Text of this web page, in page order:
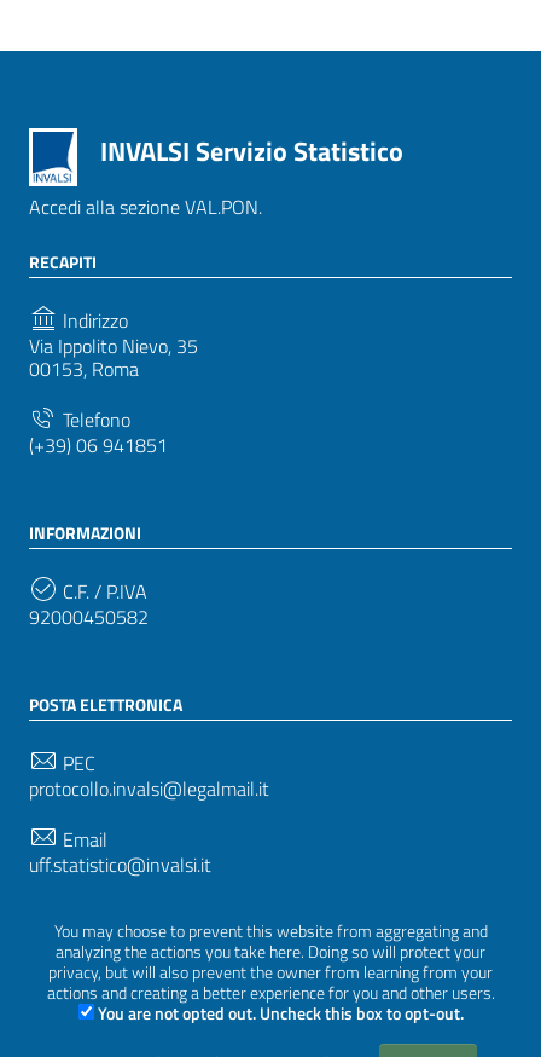
You may choose to prevent this website from aggregating and
analyzing the actions you take here. Doing so will protect your
privacy, but will also prevent the owner from learning from your
actions and creating a better experience for you and other users.
You are not opted out. Uncheck this box to opt-out.
INVALSI Servizio Statistico
Accedi alla sezione VAL.PON.
RECAPITI
Indirizzo
Via Ippolito Nievo, 35
00153, Roma
Telefono
(+39) 06 941851
INFORMAZIONI
C.F. / P.IVA
92000450582
POSTA ELETTRONICA
PEC
protocollo.invalsi@legalmail.it
Email
uff.statistico@invalsi.it
restituzione.dati@invalsi.it
SEGUICI SU